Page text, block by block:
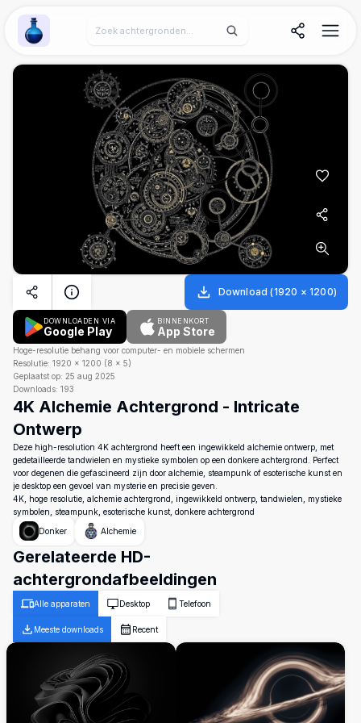
Wallpaper Alchemy
Download (1920 × 1200)
DOWNLOADEN VIA
Google Play
BINNENKORT
App Store
Hoge-resolutie behang voor computer- en mobiele schermen
Resolutie: 1920 × 1200 (8 × 5)
Geplaatst op: 25 aug 2025
Downloads: 193
4K Alchemie Achtergrond - Intricate
Ontwerp
Deze high-resolution 4K achtergrond heeft een ingewikkeld alchemie ontwerp, met
gedetailleerde tandwielen en mystieke symbolen op een donkere achtergrond. Perfect
voor degenen die gefascineerd zijn door alchemie, steampunk of esoterische kunst en
je desktop een gevoel van mysterie en precisie geven.
4K, hoge resolutie, alchemie achtergrond, ingewikkeld ontwerp, tandwielen, mystieke
symbolen, steampunk, esoterische kunst, donkere achtergrond
Donker
Alchemie
Gerelateerde HD-
achtergrondafbeeldingen
Alle apparaten Desktop Telefoon
Meeste downloads Recent